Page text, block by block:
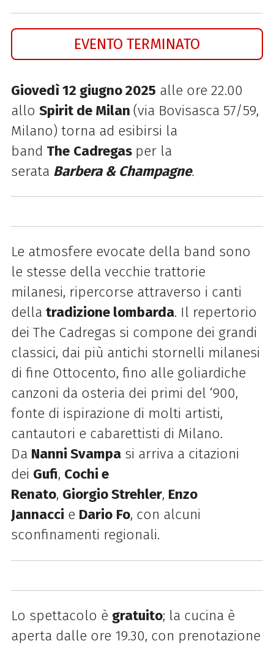
EVENTO TERMINATO
Giovedì 12 giugno 2025 alle ore 22.00
allo Spirit de Milan (via Bovisasca 57/59,
Milano) torna ad esibirsi la
band The Cadregas per la
serata Barbera & Champagne.
Le atmosfere evocate della band sono
le stesse della vecchie trattorie
milanesi, ripercorse attraverso i canti
della tradizione lombarda. Il repertorio
dei The Cadregas si compone dei grandi
classici, dai più antichi stornelli milanesi
di fine Ottocento, fino alle goliardiche
canzoni da osteria dei primi del ‘900,
fonte di ispirazione di molti artisti,
cantautori e cabarettisti di Milano.
Da Nanni Svampasi arriva a citazioni
dei Gufi, Cochi e
Renato, Giorgio Strehler, Enzo
Jannacci e Dario Fo, con alcuni
sconfinamenti regionali.
Lo spettacolo è gratuito; la cucina è
aperta dalle ore 19.30, con prenotazione